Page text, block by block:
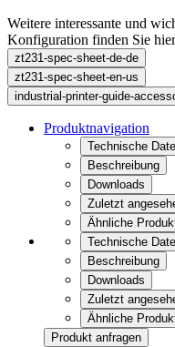
Weitere interessante und
Konfiguration finden Sie
zt231-spec-sheet-de-de
zt231-spec-sheet-en-us
industrial-printer-guide-
Produktnavigation
Technische
Beschreibung
Downloads
Zuletzt
Ähnliche
Technische
Beschreibung
Downloads
Zuletzt
Ähnliche
Produkt anfragen